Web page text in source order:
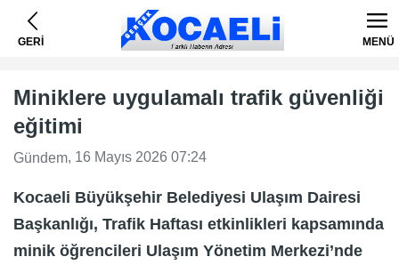
GERİ MENÜ
Miniklere uygulamalı trafik güvenliği
eğitimi
Gündem, 16 Mayıs 2026 07:24
Kocaeli Büyükşehir Belediyesi Ulaşım Dairesi
Başkanlığı, Trafik Haftası etkinlikleri kapsamında
minik öğrencileri Ulaşım Yönetim Merkezi’nde